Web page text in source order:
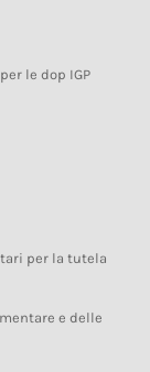
le dop IGP
per la tutela
e delle